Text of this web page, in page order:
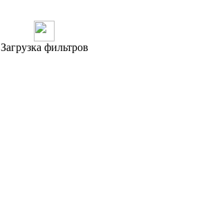
Загрузка фильтров